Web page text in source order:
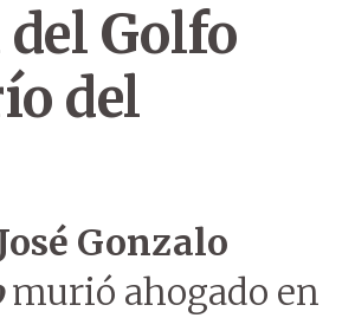
Golfo
del
Gonzalo
murió ahogado en